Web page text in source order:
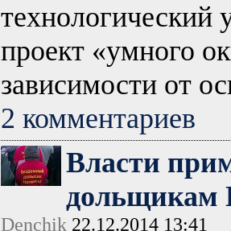
технологический
проект «умного
зависимости от
2 комментариев
Власти
дольщикам
Denchik 22.12.2014 13:41